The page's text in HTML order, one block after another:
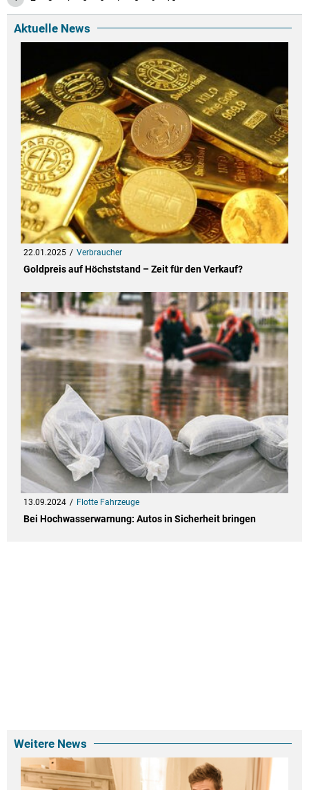
Aktuelle News
22.01.2025 Verbraucher
Goldpreis auf Höchststand – Zeit für den Verkauf?
13.09.2024 Flotte Fahrzeuge
Bei Hochwasserwarnung: Autos in Sicherheit bringen
Weitere News